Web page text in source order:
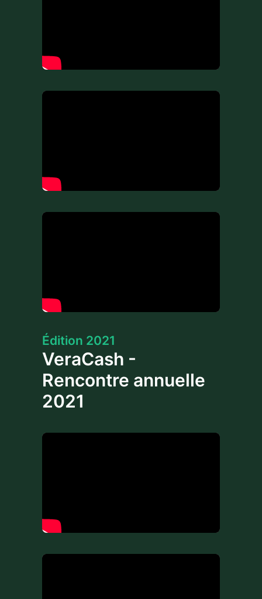
Édition 2021
VeraCash -
Rencontre annuelle
2021